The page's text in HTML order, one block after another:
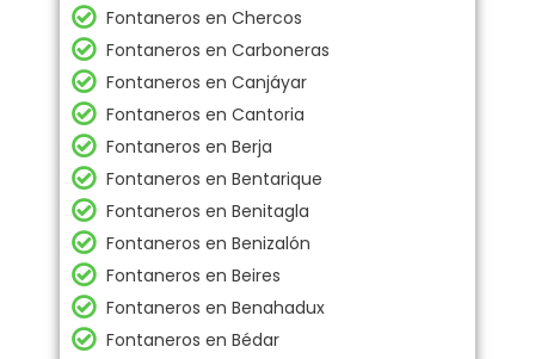
Fontaneros en Chercos
Fontaneros en Carboneras
Fontaneros en Canjáyar
Fontaneros en Cantoria
Fontaneros en Berja
Fontaneros en Bentarique
Fontaneros en Benitagla
Fontaneros en Benizalón
Fontaneros en Beires
Fontaneros en Benahadux
Fontaneros en Bédar